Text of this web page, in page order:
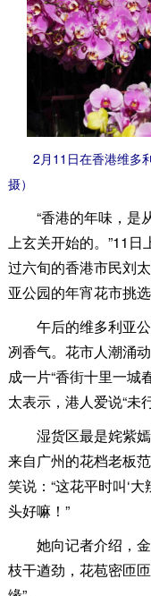
2月11日在香港维多利
摄）
“香港的年味，是
上玄关开始的。”11
过六旬的香港市民刘
亚公园的年宵花市挑
午后的维多利亚公
冽香气。花市人潮涌
成一片“香街十里一城
太表示，港人爱说“未
湿货区最是姹紫嫣
来自广州的花档老板
笑说：“这花平时叫‘
头好嘛！”
她向记者介绍，金
枝干遒劲，花苞密匝